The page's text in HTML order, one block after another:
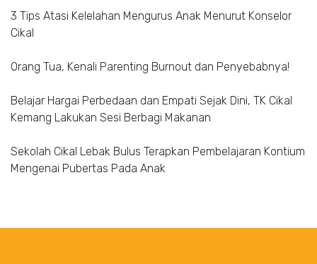
3 Tips Atasi Kelelahan Mengurus Anak Menurut Konselor
Cikal
Orang Tua, Kenali Parenting Burnout dan Penyebabnya!
Belajar Hargai Perbedaan dan Empati Sejak Dini, TK Cikal
Kemang Lakukan Sesi Berbagi Makanan
Sekolah Cikal Lebak Bulus Terapkan Pembelajaran Kontium
Mengenai Pubertas Pada Anak